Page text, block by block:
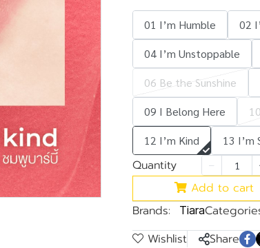
01 I’m Humble 02
04 I’m Unstoppable
06 Be the Sunshine
09 I Belong Here
12 I’m Kind
13 I’m
Quantity
Add to cart
Brands:
Tiara
Wishlist Share